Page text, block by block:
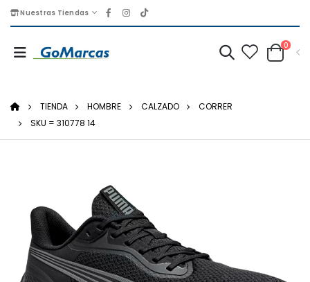
Nuestras Tiendas
0
TIENDA HOMBRE CALZADO
CORRER
SKU = 310778 14